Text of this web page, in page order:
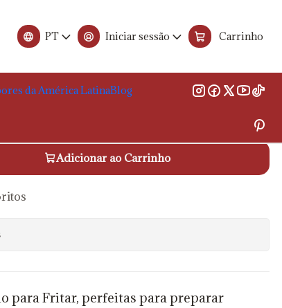
PT Iniciar sessão Carrinho
da América LatinaBlog
Milho Amarelo Guanajuato 1kg
Adicionar ao Carrinho
para Fritar, perfeitas para preparar